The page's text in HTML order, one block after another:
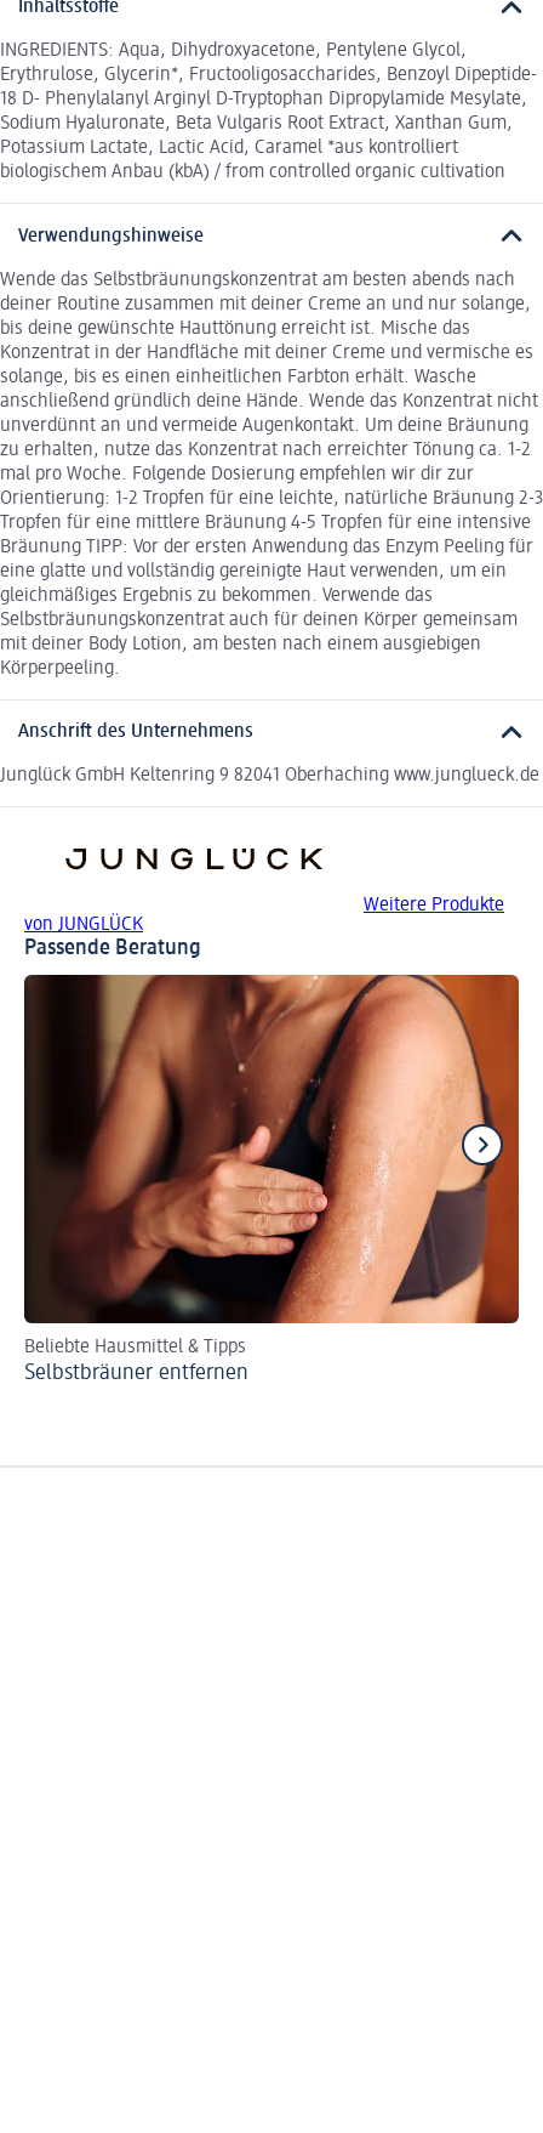
Inhaltsstoffe
INGREDIENTS: Aqua, Dihydroxyacetone, Pentylene Glycol,
Erythrulose, Glycerin*, Fructooligosaccharides, Benzoyl Dipeptide-
18 D- Phenylalanyl Arginyl D-Tryptophan Dipropylamide Mesylate,
Sodium Hyaluronate, Beta Vulgaris Root Extract, Xanthan Gum,
Potassium Lactate, Lactic Acid, Caramel *aus kontrolliert
biologischem Anbau (kbA) / from controlled organic cultivation
Verwendungshinweise
Wende das Selbstbräunungskonzentrat am besten abends nach
deiner Routine zusammen mit deiner Creme an und nur solange,
bis deine gewünschte Hauttönung erreicht ist. Mische das
Konzentrat in der Handfläche mit deiner Creme und vermische es
solange, bis es einen einheitlichen Farbton erhält. Wasche
anschließend gründlich deine Hände. Wende das Konzentrat nicht
unverdünnt an und vermeide Augenkontakt. Um deine Bräunung
zu erhalten, nutze das Konzentrat nach erreichter Tönung ca. 1-2
mal pro Woche. Folgende Dosierung empfehlen wir dir zur
Orientierung: 1-2 Tropfen für eine leichte, natürliche Bräunung 2-3
Tropfen für eine mittlere Bräunung 4-5 Tropfen für eine intensive
Bräunung TIPP: Vor der ersten Anwendung das Enzym Peeling für
eine glatte und vollständig gereinigte Haut verwenden, um ein
gleichmäßiges Ergebnis zu bekommen. Verwende das
Selbstbräunungskonzentrat auch für deinen Körper gemeinsam
mit deiner Body Lotion, am besten nach einem ausgiebigen
Körperpeeling.
Anschrift des Unternehmens
Junglück GmbH Keltenring 9 82041 Oberhaching www.junglueck.de
Weitere Produkte
von JUNGLÜCK
Passende Beratung
Beliebte Hausmittel & Tipps
Selbstbräuner entfernen